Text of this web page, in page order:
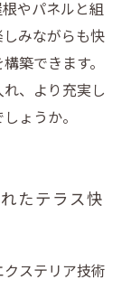
やパネルと組
みながらも快
築できます。
、より充実し
ょうか。
たテラス快
ステリア技術